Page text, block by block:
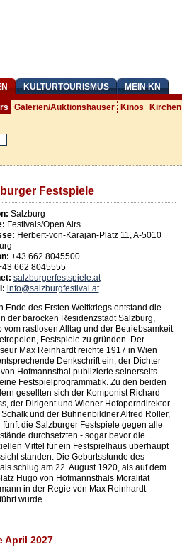
KULTURTOURISMUS MEIN KN
Galerien/Auktionshäuser Kinos Kirchen
Festspiele
Salzburg
Festivals/Open Airs
Herbert-von-Karajan-Platz 11,A-5010
+43 662 8045500
662 8045555
salzburgerfestspiele.at
info@salzburgfestival.at
Ende des Ersten Weltkriegs entstand die
der barocken Residenzstadt Salzburg,
vom rastlosen Alltag und der Betriebsamkeit
Festspiele zu gründen. Der
Max Reinhardt reichte 1917 in Wien
Denkschrift ein; der Dichter
Hofmannsthal publizierte seinerseits
Festspielprogrammatik. Zu den beiden
gesellten sich der Komponist Richard
der Dirigent und Wiener Hofoperndirektor
Schalk und der Bühnenbildner Alfred Roller,
fünft die Salzburger Festspiele gegen alle
durchsetzten - sogar bevor die
Mittel für ein Festspielhaus überhaupt
standen. Die Geburtsstunde des
schlug am 22. August 1920, als auf dem
Hugo von Hofmannsthals Moralität
in der Regie von Max Reinhardt
wurde.
April 2027